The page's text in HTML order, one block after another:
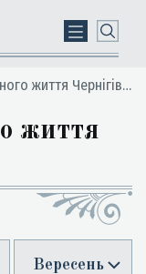
життя Чернігівщини
життя
Вересень